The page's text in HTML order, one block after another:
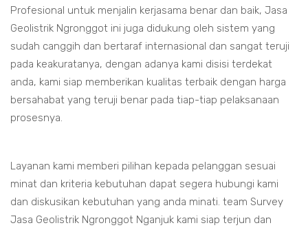
Profesional untuk menjalin kerjasama benar dan baik, Jasa
Geolistrik Ngronggot ini juga didukung oleh sistem yang
sudah canggih dan bertaraf internasional dan sangat teruji
pada keakuratanya, dengan adanya kami disisi terdekat
anda, kami siap memberikan kualitas terbaik dengan harga
bersahabat yang teruji benar pada tiap-tiap pelaksanaan
prosesnya.
Layanan kami memberi pilihan kepada pelanggan sesuai
minat dan kriteria kebutuhan dapat segera hubungi kami
dan diskusikan kebutuhan yang anda minati. team Survey
Jasa Geolistrik Ngronggot Nganjuk kami siap terjun dan